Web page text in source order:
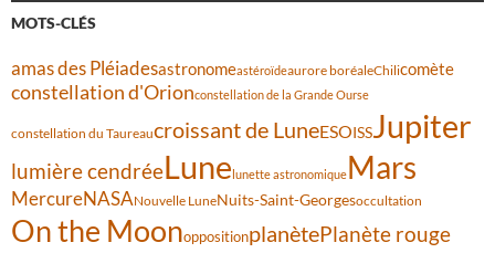
MOTS-CLÉS
amas des Pléiadesastronomeastéroïdeaurore boréaleChilicomète
constellation d'Orionconstellation de la Grande Ourse
constellation du Taureaucroissant de LuneESOISSJupiter
lumière cendréeLunelunette astronomiqueMars
MercureNASANouvelle LuneNuits-Saint-Georgesoccultation
On the MoonoppositionplanètePlanète rouge